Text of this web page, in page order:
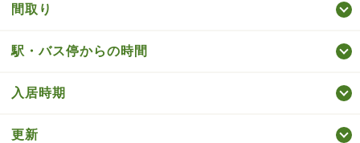
間取り
駅・バス停からの時間
入居時期
更新